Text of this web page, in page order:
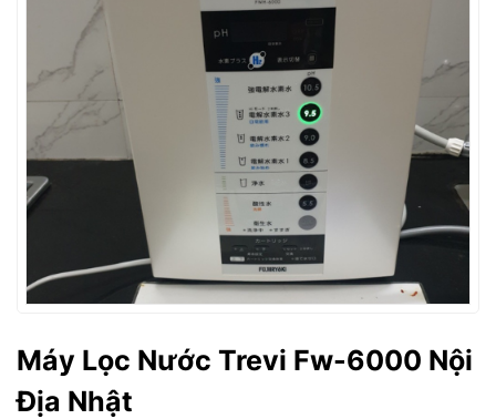
Máy Lọc Nước Trevi Fw-6000 Nội
Địa Nhật